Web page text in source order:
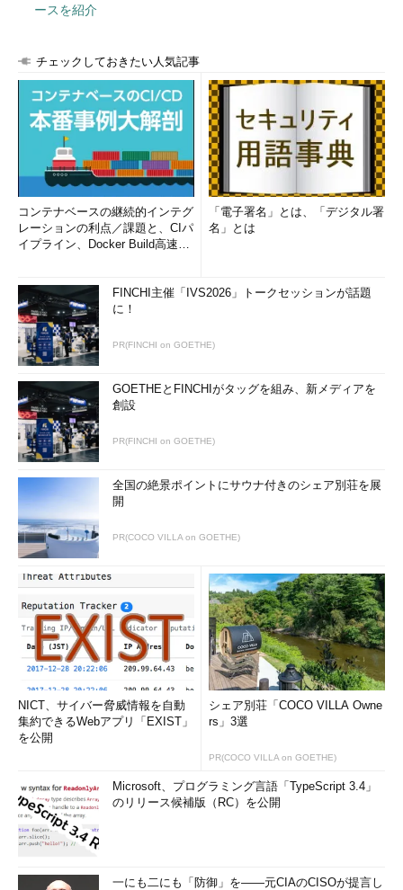
ースを紹介
チェックしておきたい人気記事
コンテナベースの継続的インテグ
レーションの利点／課題と、CIパ
イプライン、Docker Build高速化
「電子署名」とは、「デジタル署
名」とは
FINCHI主催「IVS2026」トークセッションが話題
に！
PR(FINCHI on GOETHE)
GOETHEとFINCHIがタッグを組み、新メディアを
創設
PR(FINCHI on GOETHE)
全国の絶景ポイントにサウナ付きのシェア別荘を展
開
PR(COCO VILLA on GOETHE)
NICT、サイバー脅威情報を自動
集約できるWebアプリ「EXIST」
を公開
シェア別荘「COCO VILLA Owne
rs」3選
PR(COCO VILLA on GOETHE)
Microsoft、プログラミング言語「TypeScript 3.4」
のリリース候補版（RC）を公開
一にも二にも「防御」を――元CIAのCISOが提言し